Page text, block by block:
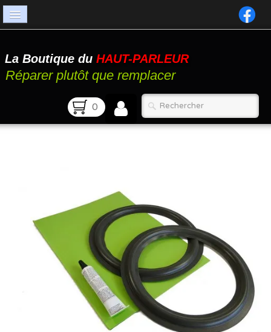
Catalogue
Atelier
La Boutique du HAUT-PARLEUR
Réparer plutôt que remplacer
0